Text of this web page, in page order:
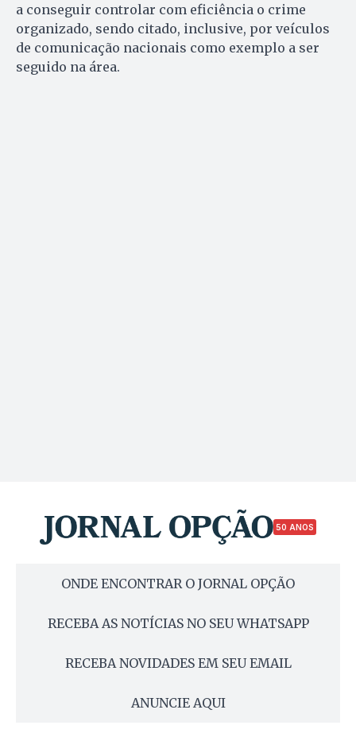
a conseguir controlar com eficiência o crime
organizado, sendo citado, inclusive, por veículos
de comunicação nacionais como exemplo a ser
seguido na área.
50 ANOS
ONDE ENCONTRAR O JORNAL OPÇÃO
RECEBA AS NOTÍCIAS NO SEU WHATSAPP
RECEBA NOVIDADES EM SEU EMAIL
ANUNCIE AQUI